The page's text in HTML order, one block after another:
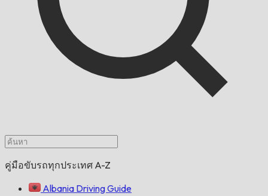
คู่มือขับรถทุกประเทศ A-Z
Albania Driving Guide